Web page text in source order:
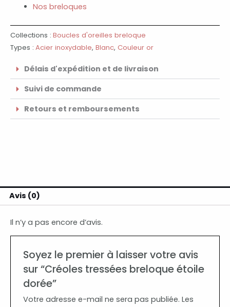
Nos breloques
Collections : Boucles d'oreilles breloque
Types : Acier inoxydable, Blanc, Couleur or
Délais d'expédition et de livraison
Suivi de commande
Retours et remboursements
Avis (0)
Il n’y a pas encore d’avis.
Soyez le premier à laisser votre avis
sur “Créoles tressées breloque étoile
dorée”
Votre adresse e-mail ne sera pas publiée. Les